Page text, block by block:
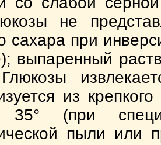
не
сахара при
выпаренный
из
(при
пыли или